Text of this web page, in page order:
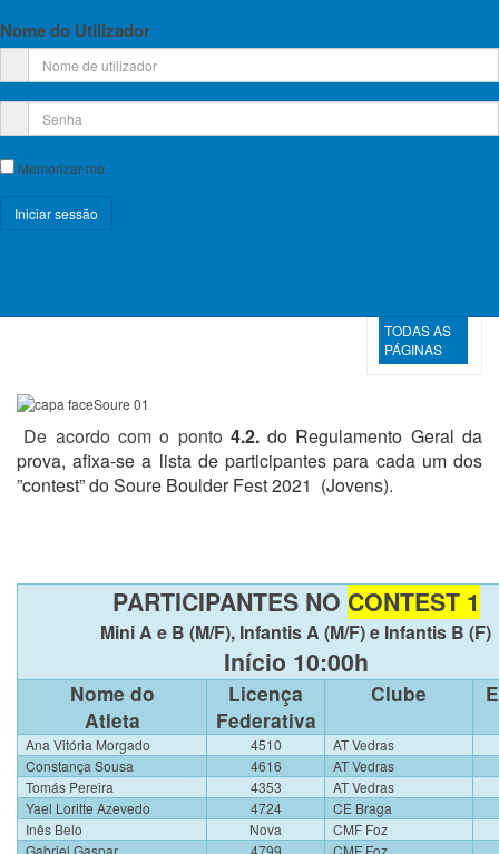
Nome do Utilizador
Memorizar-me
CONTEST
PARTICIPANTES
TODAS AS
PÁGINAS
De acordo com o ponto 4.2.do Regulamento Geral da
prova, afixa-se a lista de participantes para cada um dos
”contest” do Soure Boulder Fest 2021 (Jovens).
PARTICIPANTES NO CONTEST 1
Mini A e B (M/F), Infantis A (M/F) e Infantis B (F)
Início 10:00h
Nome do
Atleta
Licença
Federativa
Clube
Ana Vitória Morgado 4510
AT Vedras
Constança Sousa
4616
AT Vedras
Tomás Pereira
4353
AT Vedras
Yael Loritte Azevedo
4724
CE Braga
Inês Belo
Nova
CMF Foz
Gabriel Gaspar
4799
CMF Foz